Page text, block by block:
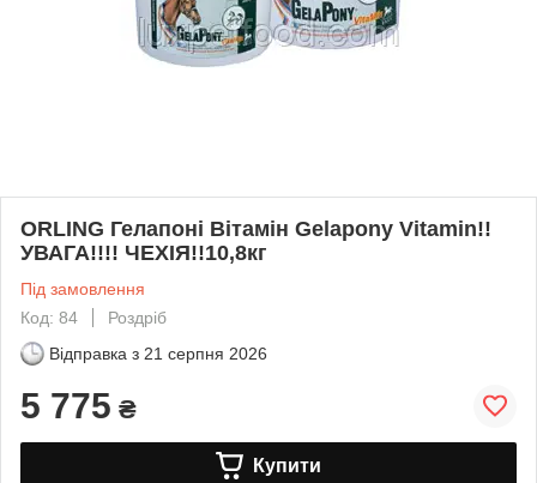
ORLING Гелапоні Вітамін Gelapony Vitamin!!
УВАГА!!!! ЧЕХІЯ!!10,8кг
Під замовлення
Код: 84
Роздріб
Відправка з 21 серпня 2026
5 775 ₴
Купити